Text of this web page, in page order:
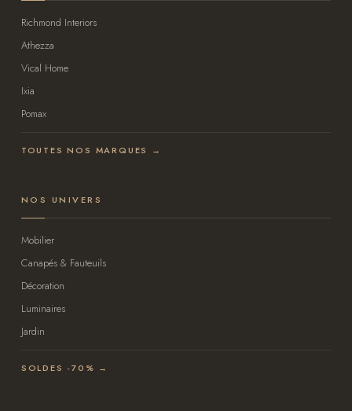
Richmond Interiors
Athezza
Vical Home
Ixia
Pomax
TOUTES NOS MARQUES →
NOS UNIVERS
Mobilier
Canapés & Fauteuils
Décoration
Luminaires
Jardin
SOLDES -70% →